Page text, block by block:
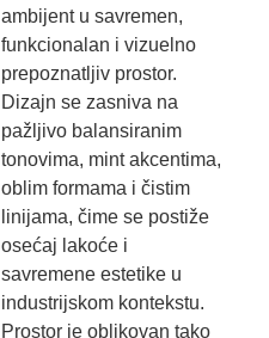
ambijent u savremen,
funkcionalan i vizuelno
prepoznatljiv prostor.
Dizajn se zasniva na
pažljivo balansiranim
tonovima, mint akcentima,
oblim formama i čistim
linijama, čime se postiže
osećaj lakoće i
savremene estetike u
industrijskom kontekstu.
Prostor je oblikovan tako